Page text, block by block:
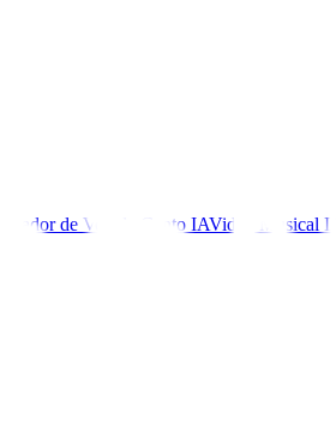
de Voz de Canto IAVideo Musical IA